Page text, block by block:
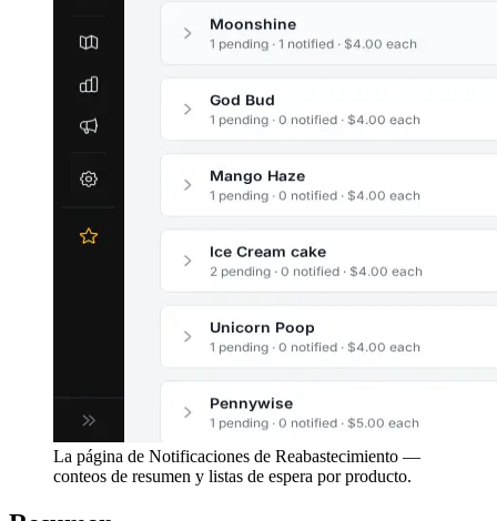
La página de Notificaciones de Reabastecimiento —
conteos de resumen y listas de espera por producto.